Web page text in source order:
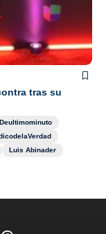
tras su
Deultimominuto
Luis Abinader